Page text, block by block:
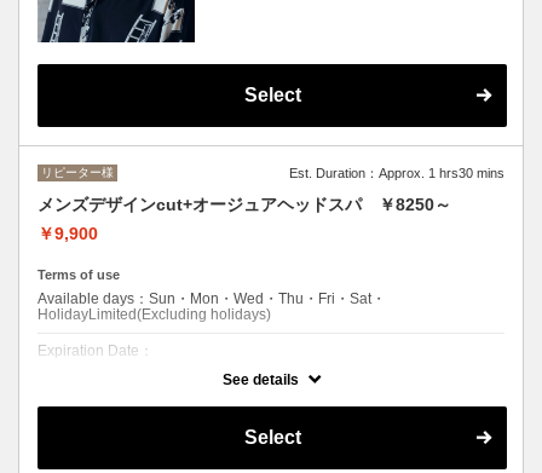
Select
リピーター様 Est. Duration：Approx. 1 hrs30 mins
メンズデザインcut+オージュアヘッドスパ ￥8250～
￥9,900
Terms of use
Available days：Sun・Mon・Wed・Thu・Fri・Sat・
HolidayLimited(Excluding holidays)
Expiration Date：
エルプリエご利用したことがあるお客様。
再現性の高い似合わせカットとAujuaのアロマオイルで気持ちよく筋膜
リリースします。日頃の疲れを解消！※トータル20分30分40分のコー
See details
Select